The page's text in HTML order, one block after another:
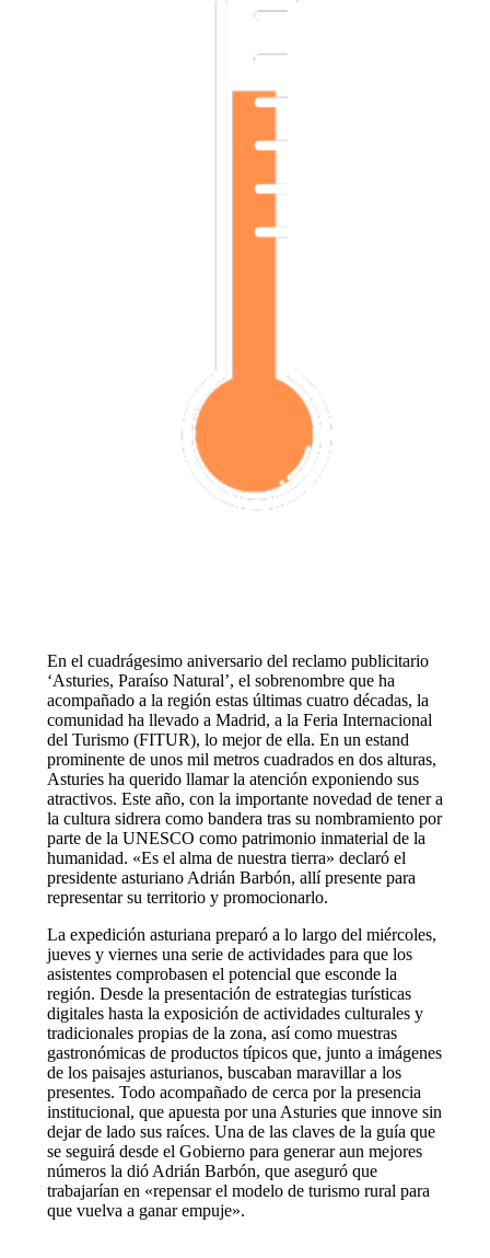
En el cuadrágesimo aniversario del reclamo publicitario
‘Asturies, Paraíso Natural’, el sobrenombre que ha
acompañado a la región estas últimas cuatro décadas, la
comunidad ha llevado a Madrid, a la Feria Internacional
del Turismo (FITUR), lo mejor de ella. En un estand
prominente de unos mil metros cuadrados en dos alturas,
Asturies ha querido llamar la atención exponiendo sus
atractivos. Este año, con la importante novedad de tener a
la cultura sidrera como bandera tras su nombramiento por
parte de la UNESCO como patrimonio inmaterial de la
humanidad. «Es el alma de nuestra tierra» declaró el
presidente asturiano Adrián Barbón, allí presente para
representar su territorio y promocionarlo.
La expedición asturiana preparó a lo largo del miércoles,
jueves y viernes una serie de actividades para que los
asistentes comprobasen el potencial que esconde la
región. Desde la presentación de estrategias turísticas
digitales hasta la exposición de actividades culturales y
tradicionales propias de la zona, así como muestras
gastronómicas de productos típicos que, junto a imágenes
de los paisajes asturianos, buscaban maravillar a los
presentes. Todo acompañado de cerca por la presencia
institucional, que apuesta por una Asturies que innove sin
dejar de lado sus raíces. Una de las claves de la guía que
se seguirá desde el Gobierno para generar aun mejores
números la dió Adrián Barbón, que aseguró que
trabajarían en «repensar el modelo de turismo rural para
que vuelva a ganar empuje».